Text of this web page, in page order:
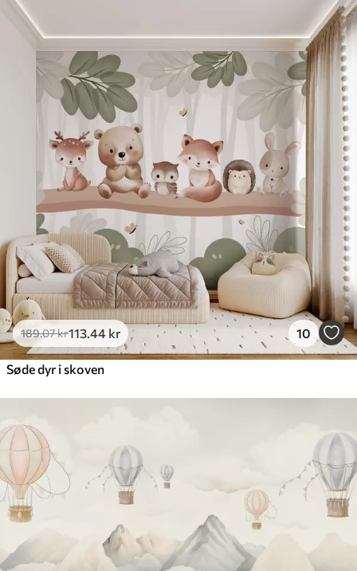
189.07kr113 .44 kr 10
Søde dyr i skoven